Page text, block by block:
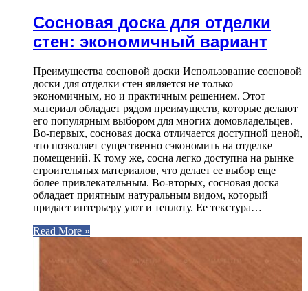
Сосновая доска для отделки
стен: экономичный вариант
Преимущества сосновой доски Использование сосновой
доски для отделки стен является не только
экономичным, но и практичным решением. Этот
материал обладает рядом преимуществ, которые делают
его популярным выбором для многих домовладельцев.
Во-первых, сосновая доска отличается доступной ценой,
что позволяет существенно сэкономить на отделке
помещений. К тому же, сосна легко доступна на рынке
строительных материалов, что делает ее выбор еще
более привлекательным. Во-вторых, сосновая доска
обладает приятным натуральным видом, который
придает интерьеру уют и теплоту. Ее текстура…
Read More »